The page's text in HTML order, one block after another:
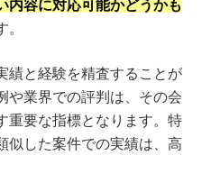
内容に対応可能かどうかも
。
績と経験を精査することが
や業界での評判は、その会
重要な指標となります。特
似した案件での実績は、高